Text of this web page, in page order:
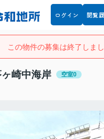
ログイン 閲覧
この物件の募集は終了しまし
崎中海岸 空室0